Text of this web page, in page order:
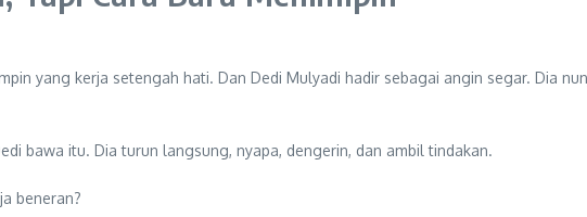
yang kerja setengah hati. Dan Dedi Mulyadi hadir sebagai angin segar. Dia
bawa itu. Dia turun langsung, nyapa, dengerin, dan ambil tindakan.
beneran?